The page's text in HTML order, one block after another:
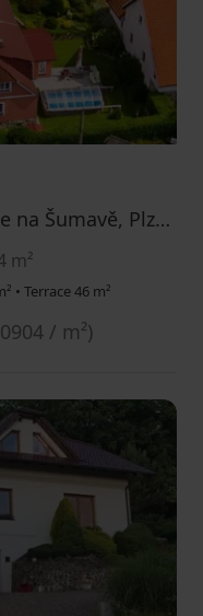
Nezdice na Šumavě - Nezdice na Šumavě, Plzeňský Region
m²
• Terrace 46 m²
/ m²)